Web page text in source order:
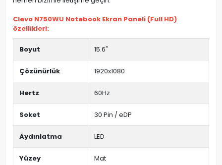
Clevo N750WU Notebook Ekran Paneli (Full HD)
özellikleri:
Boyut 15.6''
Çözünürlük 1920x1080
Hertz 60Hz
Soket 30 Pin / eDP
Aydınlatma LED
Yüzey Mat